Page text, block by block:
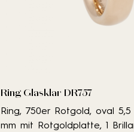
Ring Glasklar DR757
Ring, 750er Rotgold, oval
mm mit Rotgoldplatte, 1